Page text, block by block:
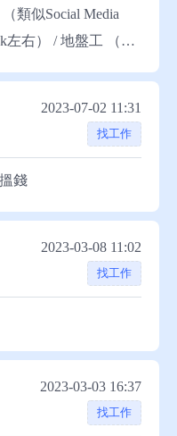
and general
report& Expenese
， 任職助謢
登記、預約病人復診
位僱主及醫生對本人
感激。 Extra-
Participated In &
& Child Care
完成學位） 技能
剪
2023-07-02 11:31
找工作
錢
2023-03-08 11:02
找工作
2023-03-03 16:37
找工作